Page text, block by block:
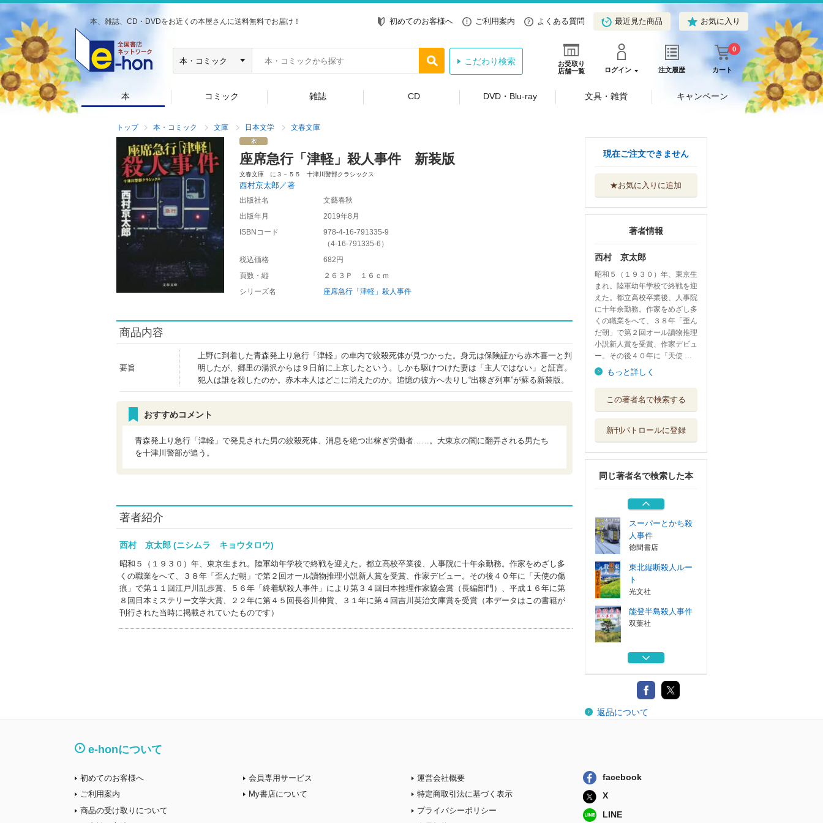
本、雑誌、CD・DVDをお近くの本屋さんに送料無料でお届け！ 初めてのお客様へ ご利用案内 よくある質問 最近見た商品 お気に入り
お受取り
店舗一覧
ログイン 注文履歴 カート
0
こだわり検索
本 コミック 雑誌 CD DVD・Blu-ray 文具・雑貨 キャンペーン
トップ 本・コミック 文庫 日本文学 文春文庫
座席急行「津軽」殺人事件 新装版
文春文庫 に３－５５ 十津川警部クラシックス
西村京太郎／著
出版社名
文藝春秋
出版年月
2019年8月
ISBNコード
978-4-16-791335-9
（4-16-791335-6 ）
税込価格
682円
頁数・縦
２６３Ｐ １６ｃｍ
シリーズ名
座席急行「津軽」殺人事件
商品内容
要旨
上野に到着した青森発上り急行「津軽」の車内で絞殺死体が見つかった。身元は保険証から赤木喜一と判
明したが、郷里の湯沢からは９日前に上京したという。しかも駆けつけた妻は「主人ではない」と証言。
犯人は誰を殺したのか。赤木本人はどこに消えたのか。追憶の彼方へ去りし“出稼ぎ列車”が蘇る新装版。
おすすめコメント
青森発上り急行「津軽」で発見された男の絞殺死体、消息を絶つ出稼ぎ労働者……。大東京の闇に翻弄される男たち
を十津川警部が追う。
著者紹介
西村 京太郎 (ニシムラ キョウタロウ)
昭和５（１９３０）年、東京生まれ。陸軍幼年学校で終戦を迎えた。都立高校卒業後、人事院に十年余勤務。作家をめざし多
くの職業をへて、３８年「歪んだ朝」で第２回オール讀物推理小説新人賞を受賞、作家デビュー。その後４０年に「天使の傷
痕」で第１１回江戸川乱歩賞、５６年「終着駅殺人事件」により第３４回日本推理作家協会賞（長編部門）、平成１６年に第
８回日本ミステリー文学大賞、２２年に第４５回長谷川伸賞、３１年に第４回吉川英治文庫賞を受賞（本データはこの書籍が
刊行された当時に掲載されていたものです）
現在ご注文できません
★お気に入りに追加
著者情報
西村 京太郎
昭和５（１９３０）年、東京生
まれ。陸軍幼年学校で終戦を迎
えた。都立高校卒業後、人事院
に十年余勤務。作家をめざし多
くの職業をへて、３８年「歪ん
だ朝」で第２回オール讀物推理
小説新人賞を受賞、作家デビュ
ー。その後４０年に「天使 …
もっと詳しく
この著者名で検索する
新刊パトロールに登録
同じ著者名で検索した本
双葉社
天北線に消えた女
北海道周遊殺人ル
ート
光文社
スーパーとかち殺
人事件
徳間書店
東北縦断殺人ルー
ト
光文社
能登半島殺人事件
双葉社
天北線に消えた女
北海道周遊殺人ル
ート
返品について
e-honについて
初めてのお客様へ
ご利用案内
商品の受け取りについて
会員専用サービス
My書店について
運営会社概要
特定商取引法に基づく表示
プライバシーポリシー
facebook
X
LINE